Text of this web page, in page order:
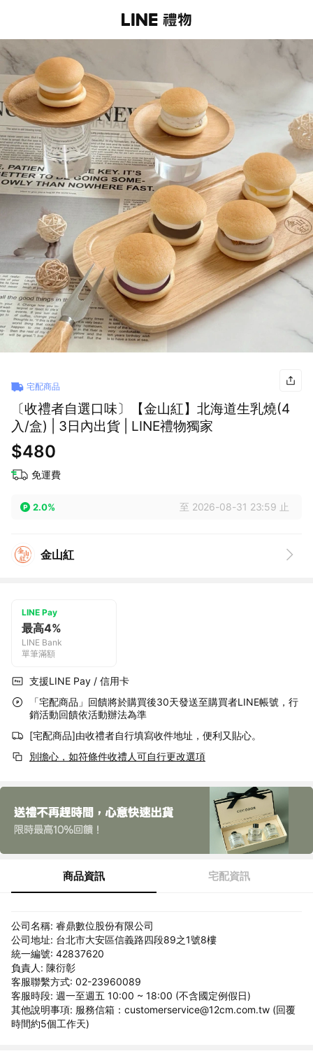
宅配商品
〔收禮者自選口味〕【金山紅】北海道生乳燒(4
入/盒) | 3日內出貨 | LINE禮物獨家
$480
免運費
2.0% 至 2026-08-31 23:59 止
金山紅
LINE Pay
最高4%
LINE Bank
單筆滿額
支援LINE Pay / 信用卡
「宅配商品」回饋將於購買後30天發送至購買者LINE帳號，行
銷活動回饋依活動辦法為準
[宅配商品]由收禮者自行填寫收件地址，便利又貼心。
別擔心，如符條件收禮人可自行更改選項
商品資訊 宅配資訊
公司名稱: 睿鼎數位股份有限公司
公司地址: 台北市大安區信義路四段89之1號8樓
統一編號: 42837620
負責人: 陳衍彰
客服聯繫方式: 02-23960089
客服時段: 週一至週五 10:00 ~ 18:00 (不含國定例假日)
其他說明事項: 服務信箱：customerservice@12cm.com.tw (回覆
時間約5個工作天)